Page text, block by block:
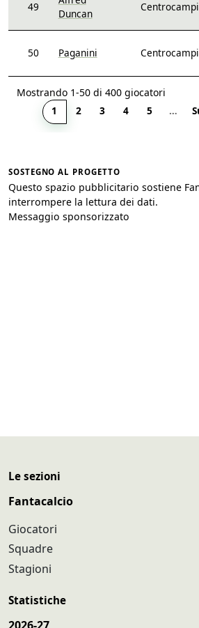
49
Duncan
50 Paganini
Mostrando 1-50 di 400 giocatori
1
2 3 4 5 …
SOSTEGNO AL PROGETTO
Questo spazio pubblicitario sostiene
interrompere la lettura dei dati.
Messaggio sponsorizzato
Le sezioni
Fantacalcio
Giocatori
Squadre
Stagioni
Statistiche